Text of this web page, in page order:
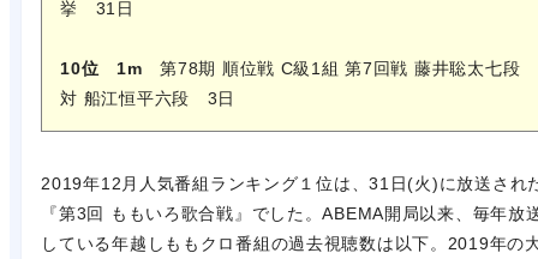
挙 31日
10位 1m 第78期 順位戦 C級1組 第7回戦 藤井聡太七段
対 船江恒平六段 3日
2019年12月人気番組ランキング１位は、31日(火)に放送され
『第3回 ももいろ歌合戦』でした。ABEMA開局以来、毎年放
している年越しももクロ番組の過去視聴数は以下。2019年の